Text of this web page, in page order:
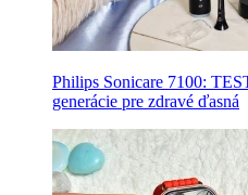
Philips Sonicare 7100:
generácie pre zdravé ďasná